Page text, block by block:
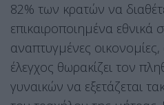
82% των κρατών να
επικαιροποιημένα εθνικά
αναπτυγμένες
έλεγχος θωρακίζει τον
γυναικών να εξετάζεται